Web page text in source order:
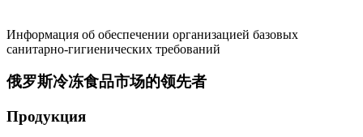
Информация об обеспечении организацией базовых
санитарно-гигиенических требований
俄罗斯冷冻食品市场的领先者
Продукция